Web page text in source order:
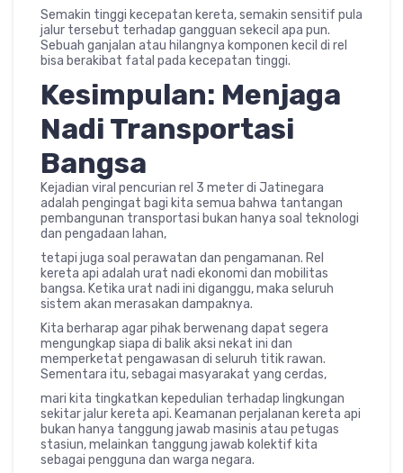
Semakin tinggi kecepatan kereta, semakin sensitif pula
jalur tersebut terhadap gangguan sekecil apa pun.
Sebuah ganjalan atau hilangnya komponen kecil di rel
bisa berakibat fatal pada kecepatan tinggi.
Kesimpulan: Menjaga
Nadi Transportasi
Bangsa
Kejadian viral pencurian rel 3 meter di Jatinegara
adalah pengingat bagi kita semua bahwa tantangan
pembangunan transportasi bukan hanya soal teknologi
dan pengadaan lahan,
tetapi juga soal perawatan dan pengamanan. Rel
kereta api adalah urat nadi ekonomi dan mobilitas
bangsa. Ketika urat nadi ini diganggu, maka seluruh
sistem akan merasakan dampaknya.
Kita berharap agar pihak berwenang dapat segera
mengungkap siapa di balik aksi nekat ini dan
memperketat pengawasan di seluruh titik rawan.
Sementara itu, sebagai masyarakat yang cerdas,
mari kita tingkatkan kepedulian terhadap lingkungan
sekitar jalur kereta api. Keamanan perjalanan kereta api
bukan hanya tanggung jawab masinis atau petugas
stasiun, melainkan tanggung jawab kolektif kita
sebagai pengguna dan warga negara.